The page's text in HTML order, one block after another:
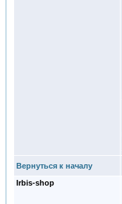
Вернуться к началу
Irbis-shop